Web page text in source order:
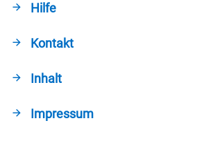
Hilfe
Kontakt
Inhalt
Impressum